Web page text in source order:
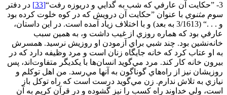
3- ”حكايت آن عارفي كه شب به گدايي و دريوزه رفت“ [33]
در دفتر
سوم مثنوي با عنوان ”حكايت آن درويش كه در كوه خلوت كرده بود
و . . .“ (3/1613 به بعد) و با اختلاف زياد آمده است. در اين داستان،
عارفي بود كه هماره روزي از غيب داشت و، به همين سبب
خانه‌نشين بود. چند شبي براي آزمودن او روزيش نرسيد. همسرش
به او عتاب کرد كه خانه جايگاه زنان است و مرد وظیفه دارد که در
بيرون خانه كار كند. مرد مي‌گويد انسان‌ها با يكديگر متفاوت‌اند، پس
روزيشان نيز از راه‌هاي گوناگون به آنها مي‌رسد. من اهل توكلم و
نيازي به تلاش ندارم. زن مي‌گويد درست است كه راه توكل باز
است، ولي خداوند راه كسب را نيز گشوده و در قرآن كريم به آن